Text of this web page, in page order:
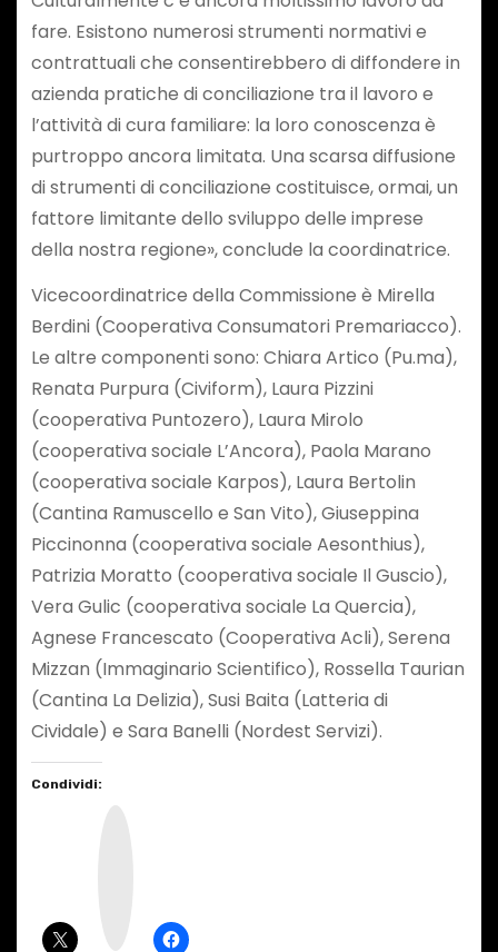
fare. Esistono numerosi strumenti normativi e
contrattuali che consentirebbero di diffondere in
azienda pratiche di conciliazione tra il lavoro e
l’attività di cura familiare: la loro conoscenza è
purtroppo ancora limitata. Una scarsa diffusione
di strumenti di conciliazione costituisce, ormai, un
fattore limitante dello sviluppo delle imprese
della nostra regione», conclude la coordinatrice.
Vicecoordinatrice della Commissione è Mirella
Berdini (Cooperativa Consumatori Premariacco).
Le altre componenti sono: Chiara Artico (Pu.ma),
Renata Purpura (Civiform), Laura Pizzini
(cooperativa Puntozero), Laura Mirolo
(cooperativa sociale L’Ancora), Paola Marano
(cooperativa sociale Karpos), Laura Bertolin
(Cantina Ramuscello e San Vito), Giuseppina
Piccinonna (cooperativa sociale Aesonthius),
Patrizia Moratto (cooperativa sociale Il Guscio),
Vera Gulic (cooperativa sociale La Quercia),
Agnese Francescato (Cooperativa Acli), Serena
Mizzan (Immaginario Scientifico), Rossella Taurian
(Cantina La Delizia), Susi Baita (Latteria di
Cividale) e Sara Banelli (Nordest Servizi).
Condividi: